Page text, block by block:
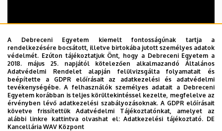
A Debreceni Egyetem kiemelt fontosságúnak tartja a
rendelkezésére bocsátott, illetve birtokába jutott személyes adatok
védelmét. Ezúton tájékoztatjuk Önt, hogy a Debreceni Egyetem a
2018. május 25. napjától kötelezően alkalmazandó Általános
Adatvédelmi Rendelet alapján felülvizsgálta folyamatait és
beépítette a GDPR előírásait az adatkezelési és adatvédelmi
tevékenységébe. A felhasználók személyes adatait a Debreceni
Egyetem korábban is teljes körültekintéssel kezelte, megfelelve az
érvényben lévő adatkezelési szabályozásoknak. A GDPR előírásait
követve frissítettük Adatvédelmi Tájékoztatónkat, amelyet az
alábbi linkre kattintva olvashat el:Adatkezelési tájékoztató. DE
Kancellária WAV Központ